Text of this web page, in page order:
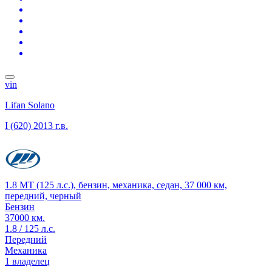
vin
Lifan Solano
I (620) 2013 г.в.
1.8 MT (125 л.с.), бензин, механика, седан, 37 000 км,
передний, черный
Бензин
37000 км.
1.8 / 125 л.с.
Передний
Механика
1 владелец